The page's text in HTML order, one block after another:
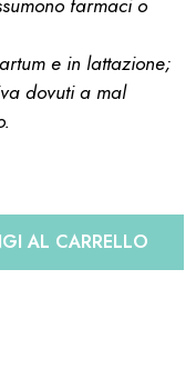
farmaci o
e in lattazione;
dovuti a mal
AL CARRELLO